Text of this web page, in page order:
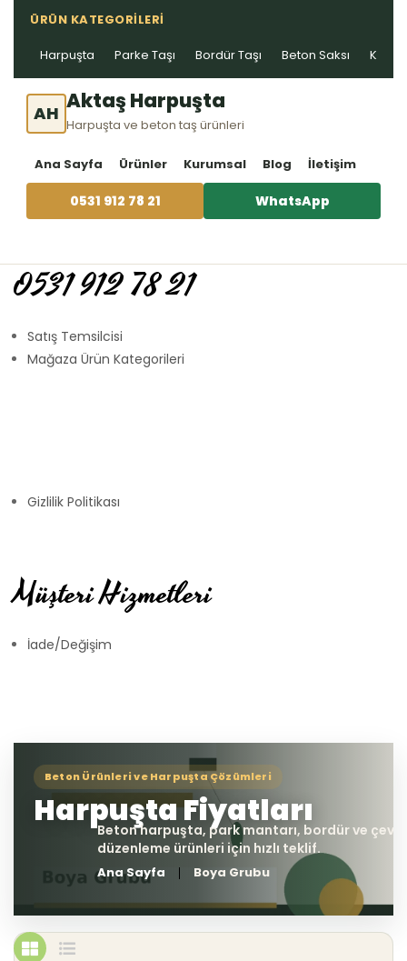
ÜRÜN KATEGORILERI
Harpuşta Parke Taşı Bordür Taşı Beton Saksı Kablo
AH Aktaş Harpuşta
Harpuşta ve beton taş ürünleri
Ana Sayfa Ürünler Kurumsal Blog İletişim
0531 912 78 21 WhatsApp
0531 912 78 21
Satış Temsilcisi
Mağaza Ürün Kategorileri
Gizlilik Politikası
Müşteri Hizmetleri
İade/Değişim
Ana Sayfa Boya Grubu